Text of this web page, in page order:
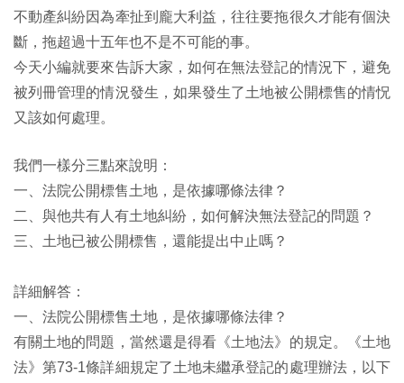
不動產糾紛因為牽扯到龐大利益，往往要拖很久才能有個決
斷，拖超過十五年也不是不可能的事。
今天小編就要來告訴大家，如何在無法登記的情況下，避免
被列冊管理的情況發生，如果發生了土地被公開標售的情怳
又該如何處理。
我們一樣分三點來說明：
一、法院公開標售土地，是依據哪條法律？
二、與他共有人有土地糾紛，如何解決無法登記的問題？
三、土地已被公開標售，還能提出中止嗎？
詳細解答：
一、法院公開標售土地，是依據哪條法律？
有關土地的問題，當然還是得看《土地法》的規定。《土地
法》第73-1條詳細規定了土地未繼承登記的處理辦法，以下